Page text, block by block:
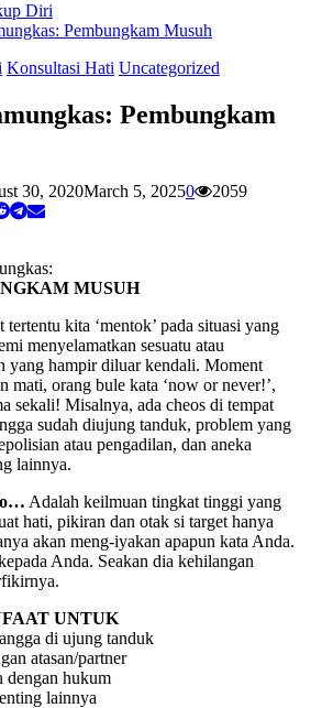
Diri
Pembungkam Musuh
Konsultasi Hati Uncategorized
Pembungkam
30, 2020March 5, 20250
2059
MUSUH
kita ‘mentok’ pada situasi yang
menyelamatkan sesuatu atau
yang hampir diluar kendali. Moment
mati, orang bule kata ‘now or never!’,
sekali! Misalnya, ada cheos di tempat
sudah diujung tanduk, problem yang
atau pengadilan, dan aneka
lainnya.
Adalah keilmuan tingkat tinggi yang
hati, pikiran dan otak si target hanya
akan meng-iyakan apapun kata Anda.
Anda. Seakan dia kehilangan
UNTUK
di ujung tanduk
atasan/partner
dengan hukum
lainnya